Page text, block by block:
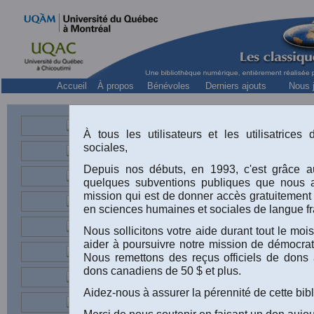
Accueil À propos Bénévoles Derniers ajouts Nous
À la recherche
religieuses de
Laurin, Danielle
collaboration de
À tous les utilisateurs et les utilisatrices
sociales,
Depuis nos débuts, en 1993, c'est grâce
quelques subventions publiques que
mission qui est de donner accès
en sciences humaines et sociales de langue
Nous sollicitons votre aide durant tout le
aider à poursuivre notre mission de
Nous remettons des reçus officiels de
dons canadiens de 50 $ et plus.
Aidez-nous à assurer la pérennité de cette